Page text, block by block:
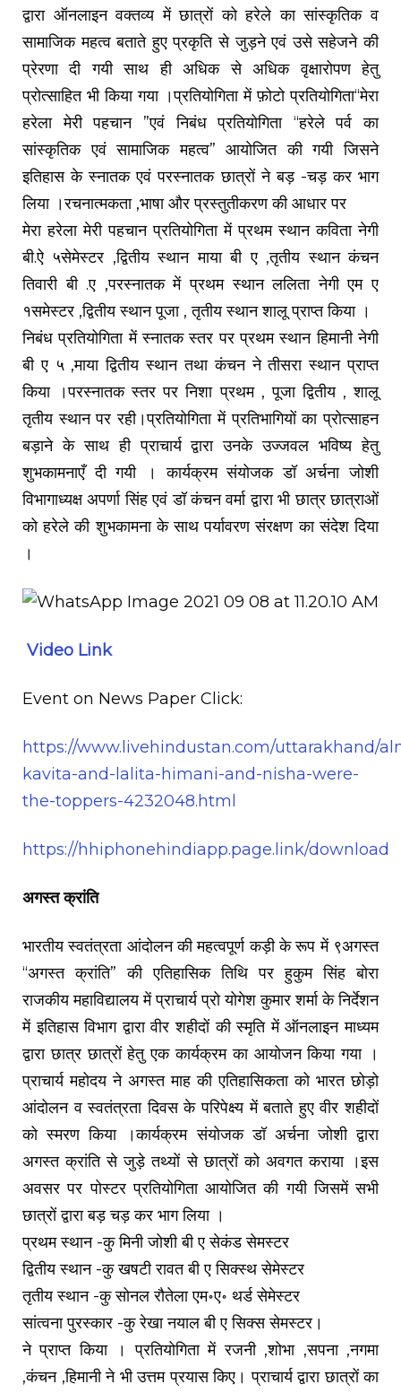
द्वारा ऑनलाइन वक्तव्य में छात्रों को हरेले का सांस्कृतिक व
सामाजिक महत्व बताते हुए प्रकृति से जुड़ने एवं उसे सहेजने की
प्रेरणा दी गयी साथ ही अधिक से अधिक वृक्षारोपण हेतु
प्रोत्साहित भी किया गया ।प्रतियोगिता में फ़ोटो प्रतियोगिता“मेरा
हरेला मेरी पहचान ”एवं निबंध प्रतियोगिता “हरेले पर्व का
सांस्कृतिक एवं सामाजिक महत्व” आयोजित की गयी जिसने
इतिहास के स्नातक एवं परस्नातक छात्रों ने बड़ -चड़ कर भाग
लिया ।रचनात्मकता ,भाषा और प्रस्तुतीकरण की आधार पर
मेरा हरेला मेरी पहचान प्रतियोगिता में प्रथम स्थान कविता नेगी
बी.ऐ ५सेमेस्टर ,द्वितीय स्थान माया बी ए ,तृतीय स्थान कंचन
तिवारी बी .ए ,परस्नातक में प्रथम स्थान ललिता नेगी एम ए
१समेस्टर ,द्वितीय स्थान पूजा , तृतीय स्थान शालू प्राप्त किया ।
निबंध प्रतियोगिता में स्नातक स्तर पर प्रथम स्थान हिमानी नेगी
बी ए ५ ,माया द्वितीय स्थान तथा कंचन ने तीसरा स्थान प्राप्त
किया ।परस्नातक स्तर पर निशा प्रथम , पूजा द्वितीय , शालू
तृतीय स्थान पर रही।प्रतियोगिता में प्रतिभागियों का प्रोत्साहन
बड़ाने के साथ ही प्राचार्य द्वारा उनके उज्जवल भविष्य हेतु
शुभकामनाएँ दी गयी । कार्यक्रम संयोजक डॉ अर्चना जोशी
विभागाध्यक्ष अपर्णा सिंह एवं डॉ कंचन वर्मा द्वारा भी छात्र छात्राओं
को हरेले की शुभकामना के साथ पर्यावरण संरक्षण का संदेश दिया
।
Video Link
Event on News Paper Click:
https://www.livehindustan.com/uttarakhand/
kavita-and-lalita-himani-and-nisha-were-
the-toppers-4232048.html
https://hhiphonehindiapp.page.link/download
अगस्त क्रांति
भारतीय स्वतंत्रता आंदोलन की महत्वपूर्ण कड़ी के रूप में ९अगस्त
“अगस्त क्रांति” की एतिहासिक तिथि पर हुकुम सिंह बोरा
राजकीय महाविद्यालय में प्राचार्य प्रो योगेश कुमार शर्मा के निर्देशन
में इतिहास विभाग द्वारा वीर शहीदों की स्मृति में ऑनलाइन माध्यम
द्वारा छात्र छात्रों हेतु एक कार्यक्रम का आयोजन किया गया ।
प्राचार्य महोदय ने अगस्त माह की एतिहासिकता को भारत छोड़ो
आंदोलन व स्वतंत्रता दिवस के परिपेक्ष्य में बताते हुए वीर शहीदों
को स्मरण किया ।कार्यक्रम संयोजक डॉ अर्चना जोशी द्वारा
अगस्त क्रांति से जुड़े तथ्यों से छात्रों को अवगत कराया ।इस
अवसर पर पोस्टर प्रतियोगिता आयोजित की गयी जिसमें सभी
छात्रों द्वारा बड़ चड़ कर भाग लिया ।
प्रथम स्थान -कु मिनी जोशी बी ए सेकंड सेमस्टर
द्वितीय स्थान -कु खषटी रावत बी ए सिक्स्थ सेमेस्टर
तृतीय स्थान -कु सोनल रौतेला एम॰ए॰ थर्ड सेमेस्टर
सांत्वना पुरस्कार -कु रेखा नयाल बी ए सिक्स सेमस्टर।
ने प्राप्त किया । प्रतियोगिता में रजनी ,शोभा ,सपना ,नगमा
,कंचन ,हिमानी ने भी उत्तम प्रयास किए। प्राचार्य द्वारा छात्रों का